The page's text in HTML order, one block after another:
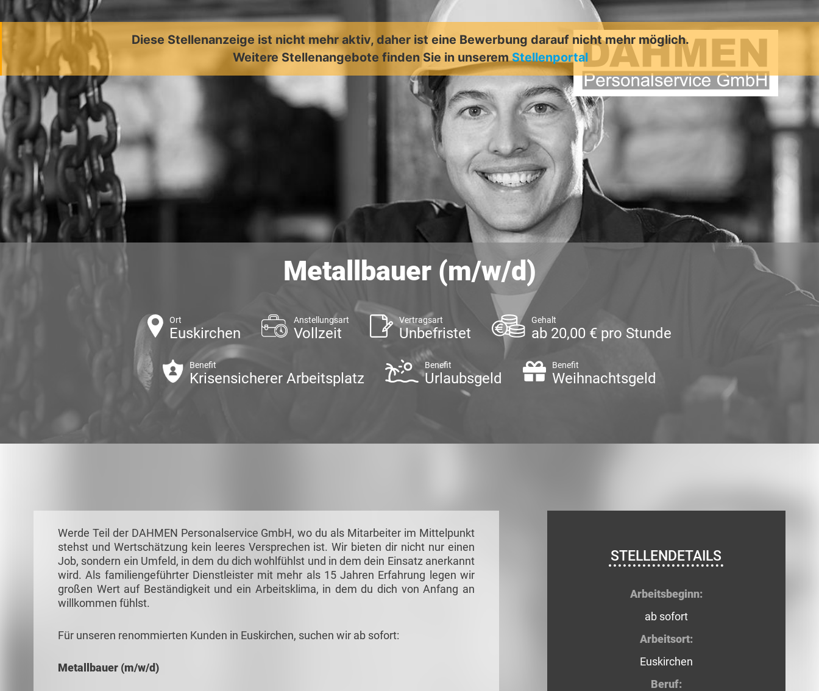
Diese Stellenanzeige ist nicht mehr aktiv, daher ist eine Bewerbung darauf nicht mehr möglich.
Weitere Stellenangebote finden Sie in unseremStellenportal
Metallbauer (m/w/d)
Ort
Euskirchen
Anstellungsart
Vollzeit
Vertragsart
Unbefristet
Gehalt
ab 20,00 € pro Stunde
Benefit
Krisensicherer Arbeitsplatz
Benefit
Urlaubsgeld
Benefit
Weihnachtsgeld
Werde Teil der DAHMEN Personalservice GmbH, wo du als Mitarbeiter im Mittelpunkt
stehst und Wertschätzung kein leeres Versprechen ist. Wir bieten dir nicht nur einen
Job, sondern ein Umfeld, in dem du dich wohlfühlst und in dem dein Einsatz anerkannt
wird. Als familiengeführter Dienstleister mit mehr als 15 Jahren Erfahrung legen wir
großen Wert auf Beständigkeit und ein Arbeitsklima, in dem du dich von Anfang an
willkommen fühlst.
Für unseren renommierten Kunden in Euskirchen, suchen wir ab sofort:
Metallbauer (m/w/d)
STELLENDETAILS
Arbeitsbeginn:
ab sofort
Arbeitsort:
Euskirchen
Beruf: